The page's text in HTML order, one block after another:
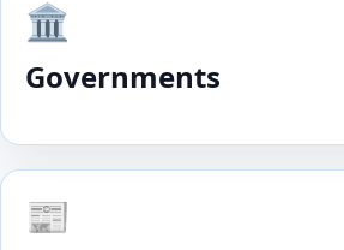
🏛️
Governments
📰